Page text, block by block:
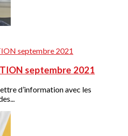
septembre 2021
d’information avec les